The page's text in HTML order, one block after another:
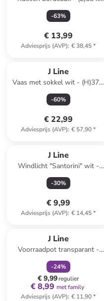
(B)39 cm
-63%
€ 13,99
Adviesprijs (AVP): € 38,45*
J Line
Vaas met sokkel wit - (H)37 x
Ø 23 cm
-60%
€ 22,99
Adviesprijs (AVP): € 57,90*
J Line
Windlicht "Santorini" wit -
(H)12,5 x Ø 10 cm
-30%
€ 9,99
Adviesprijs (AVP): € 14,45*
J Line
Voorraadpot transparant -
(H)15 x Ø 8,5 cm
-24%
€ 9,99regulier
€ 8,99 met family
Adviesprijs (AVP): € 11,90*